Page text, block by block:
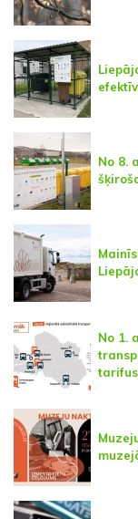
No 8.
No 1.
tarifus